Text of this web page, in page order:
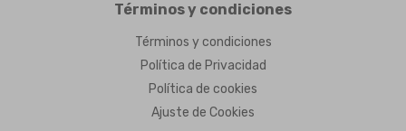
Términos y condiciones
Términos y condiciones
Política de Privacidad
Política de cookies
Ajuste de Cookies